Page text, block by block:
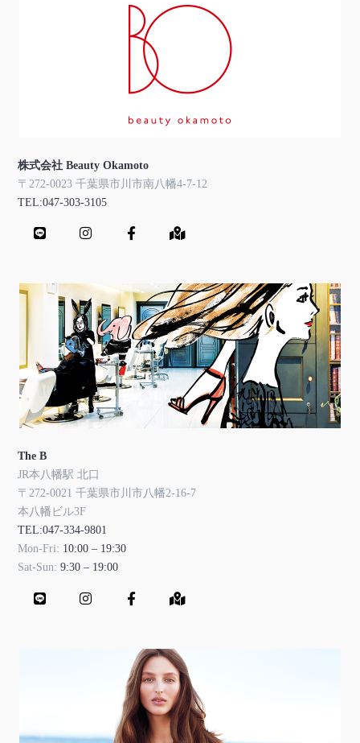
株式会社 Beauty Okamoto
〒272-0023 千葉県市川市南八幡4-7-12
TEL:047-303-3105
The B
JR本八幡駅 北口
〒272-0021 千葉県市川市八幡2-16-7
本八幡ビル3F
TEL:047-334-9801
Mon-Fri: 10:00 – 19:30
Sat-Sun:9:30 – 19:00